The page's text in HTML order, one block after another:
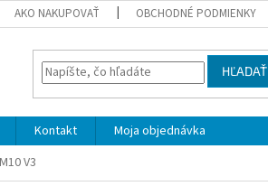
AKO NAKUPOVAŤ OBCHODNÉ PODMIENKY
HĽADAŤ
Kontakt
Moja objednávka
V3